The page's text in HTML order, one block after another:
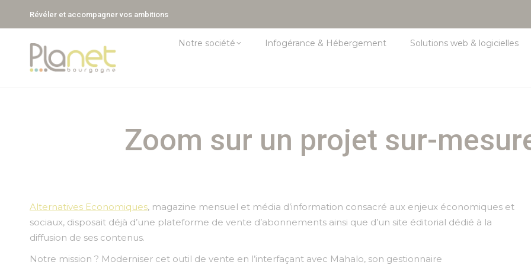
Révéler et accompagner vos ambitions
Notre société Infogérance & Hébergement Solutions web & logicielles
Zoom sur un projet sur-
Alternatives Economiques, magazine mensuel et média d’information consacré aux enjeux économiques et
sociaux, disposait déjà d’une plateforme de vente d’abonnements ainsi que d’un site éditorial dédié à la
diffusion de ses contenus.
Notre mission ? Moderniser cet outil de vente en l’interfaçant avec Mahalo, son gestionnaire